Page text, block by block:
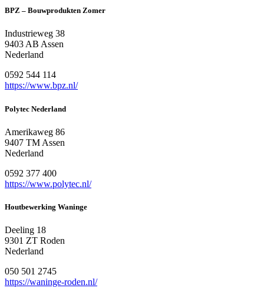
BPZ – Bouwprodukten Zomer
Industrieweg 38
9403 AB Assen
Nederland
0592 544 114
https://www.bpz.nl/
Polytec Nederland
Amerikaweg 86
9407 TM Assen
Nederland
0592 377 400
https://www.polytec.nl/
Houtbewerking Waninge
Deeling 18
9301 ZT Roden
Nederland
050 501 2745
https://waninge-roden.nl/